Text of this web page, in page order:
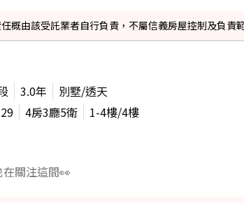
概由該受託業者自行負責，不屬信義房屋控制及負責
3.0年
別墅/透天
4房3廳5衛 1-4樓/4樓
在關注這間👀